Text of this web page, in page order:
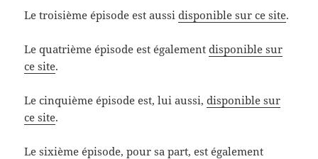
Le troisième épisode est aussidisponible sur ce site.
Le quatrième épisode est égalementdisponible sur
ce site.
Le cinquième épisode est, lui aussi,disponible sur
ce site.
Le sixième épisode, pour sa part, est également